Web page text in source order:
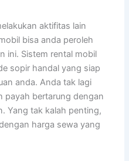
aktifitas lain
bisa anda peroleh
ini. Sistem rental mobil
sopir handal yang siap
anda. Anda tak lagi
payah bertarung dengan
Yang tak kalah penting,
harga sewa yang